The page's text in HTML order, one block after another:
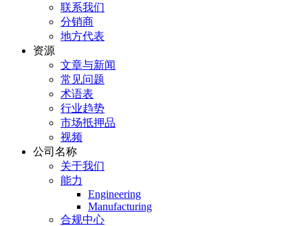
联系我们
分销商
地方代表
资源
文章与新闻
常见问题
术语表
行业趋势
市场抵押品
视频
公司名称
关于我们
能力
Engineering
Manufacturing
合规中心